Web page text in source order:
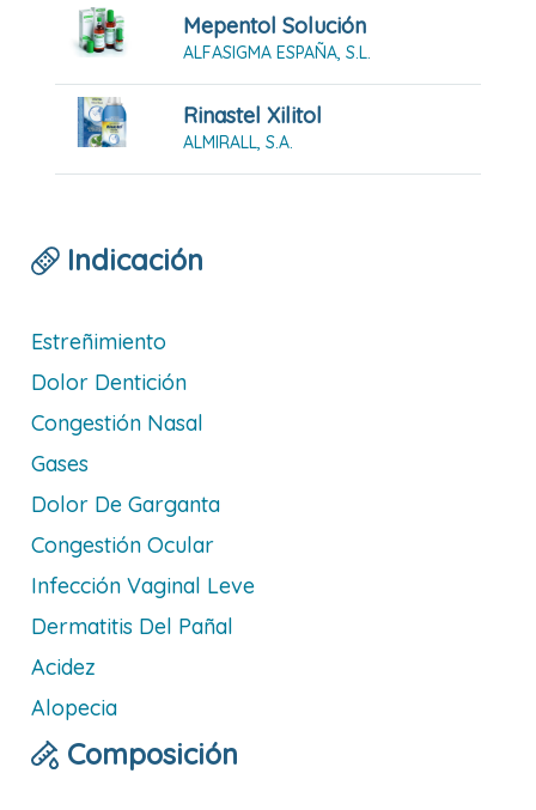
Mepentol Solución
ALFASIGMA ESPAÑA, S.L.
Rinastel Xilitol
ALMIRALL, S.A.
Indicación
Estreñimiento
Dolor Dentición
Congestión Nasal
Gases
Dolor De Garganta
Congestión Ocular
Infección Vaginal Leve
Dermatitis Del Pañal
Acidez
Alopecia
Composición